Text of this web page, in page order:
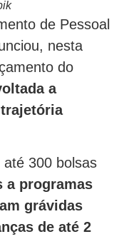
de Pessoal
nesta
do
a
300 bolsas
a programas
grávidas
de até 2